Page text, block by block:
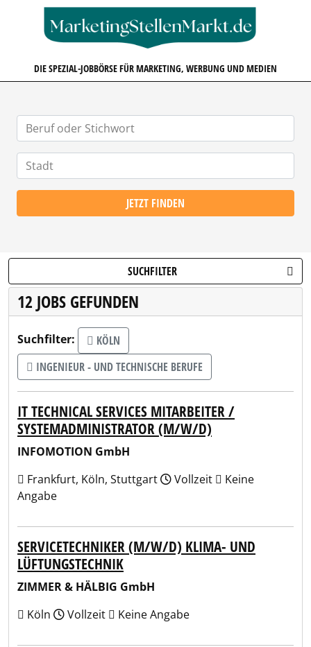
DIE SPEZIAL-JOBBÖRSE FÜR MARKETING, WERBUNG UND MEDIEN
JETZT FINDEN
SUCHFILTER
12 JOBS GEFUNDEN
Suchfilter:
KÖLN
INGENIEUR - UND TECHNISCHE BERUFE
IT TECHNICAL SERVICES MITARBEITER /
SYSTEMADMINISTRATOR (M/W/D)
INFOMOTION GmbH
Frankfurt, Köln, Stuttgart
Vollzeit
Keine
Angabe
SERVICETECHNIKER (M/W/D) KLIMA- UND
LÜFTUNGSTECHNIK
ZIMMER & HÄLBIG GmbH
Köln
Vollzeit Keine Angabe